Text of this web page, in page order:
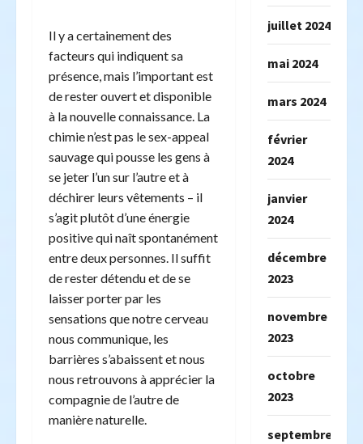
Il y a certainement des
facteurs qui indiquent sa
présence, mais l’important est
de rester ouvert et disponible
à la nouvelle connaissance. La
chimie n’est pas le sex-appeal
sauvage qui pousse les gens à
se jeter l’un sur l’autre et à
déchirer leurs vêtements – il
s’agit plutôt d’une énergie
positive qui naît spontanément
entre deux personnes. Il suffit
de rester détendu et de se
laisser porter par les
sensations que notre cerveau
nous communique, les
barrières s’abaissent et nous
nous retrouvons à apprécier la
compagnie de l’autre de
manière naturelle.
juillet 2024
mai 2024
mars 2024
février
2024
janvier
2024
décembre
2023
novembre
2023
octobre
2023
septembre